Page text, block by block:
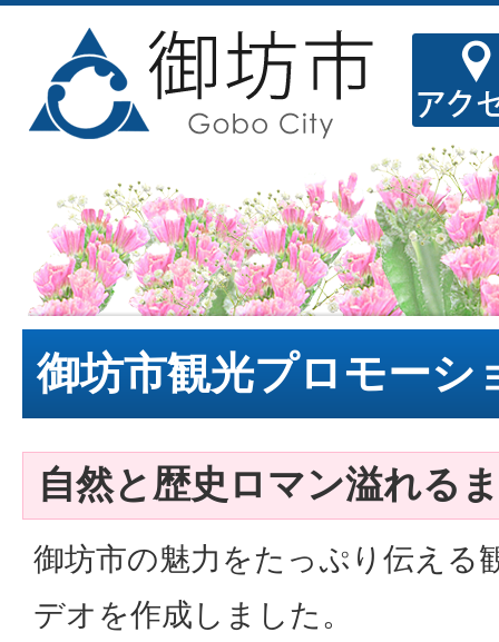
御坊市観光プロモーシ
自然と歴史ロマン溢れる
御坊市の魅力をたっぷり伝える
デオを作成しました。